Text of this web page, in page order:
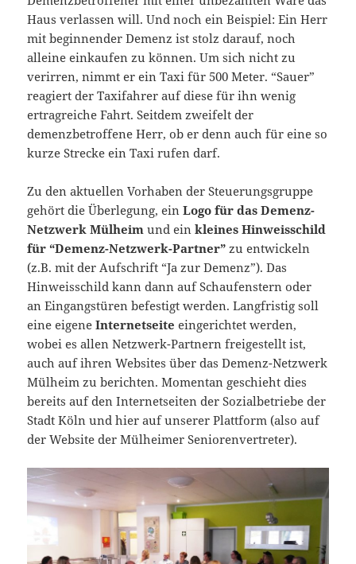
Haus verlassen will. Und noch ein Beispiel: Ein Herr
mit beginnender Demenz ist stolz darauf, noch
alleine einkaufen zu können. Um sich nicht zu
verirren, nimmt er ein Taxi für 500 Meter. “Sauer”
reagiert der Taxifahrer auf diese für ihn wenig
ertragreiche Fahrt. Seitdem zweifelt der
demenzbetroffene Herr, ob er denn auch für eine so
kurze Strecke ein Taxi rufen darf.
Zu den aktuellen Vorhaben der Steuerungsgruppe
gehört die Überlegung, einLogo für das Demenz-
Netzwerk Mülheim und einkleines Hinweisschild
für “Demenz-Netzwerk-Partner” zu entwickeln
(z.B. mit der Aufschrift “Ja zur Demenz”). Das
Hinweisschild kann dann auf Schaufenstern oder
an Eingangstüren befestigt werden. Langfristig soll
eine eigeneInternetseite eingerichtet werden,
wobei es allen Netzwerk-Partnern freigestellt ist,
auch auf ihren Websites über das Demenz-Netzwerk
Mülheim zu berichten. Momentan geschieht dies
bereits auf den Internetseiten der Sozialbetriebe der
Stadt Köln und hier auf unserer Plattform (also auf
der Website der Mülheimer Seniorenvertreter).